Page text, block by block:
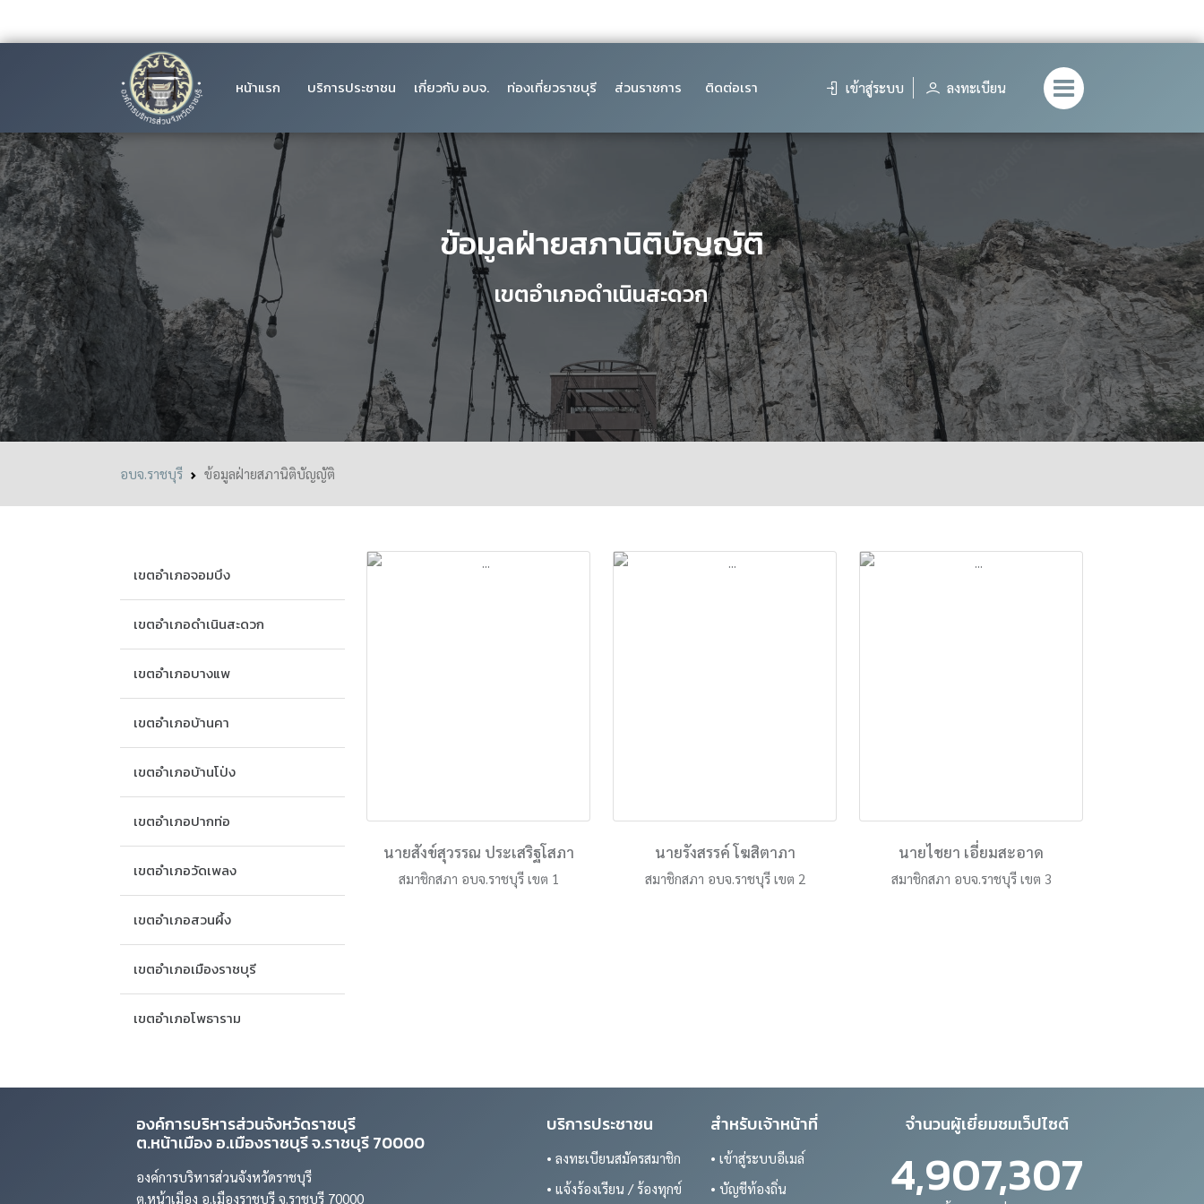
หน้าแรก บริการประชาชน เกี่ยวกับ อบจ. ท่องเที่ยวราชบุรี ส่วนราชการ ติดต่อเรา เข้าสู่ระบบ ลงทะเบียน
ข้อมูลฝ่ายสภานิติบัญญัติ
เขตอำเภอดำเนินสะดวก
อบจ.ราชบุรี ข้อมูลฝ่ายสภานิติบัญญัติ
เขตอำเภอจอมบึง
เขตอำเภอดำเนินสะดวก
เขตอำเภอบางแพ
เขตอำเภอบ้านคา
เขตอำเภอบ้านโป่ง
เขตอำเภอปากท่อ
เขตอำเภอวัดเพลง
เขตอำเภอสวนผึ้ง
เขตอำเภอเมืองราชบุรี
เขตอำเภอโพธาราม
นายสังข์สุวรรณ ประเสริฐโสภา
สมาชิกสภา อบจ.ราชบุรี เขต 1
นายรังสรรค์ โฆสิตาภา
สมาชิกสภา อบจ.ราชบุรี เขต 2
นายไชยา เอี่ยมสะอาด
สมาชิกสภา อบจ.ราชบุรี เขต 3
องค์การบริหารส่วนจังหวัดราชบุรี
ต.หน้าเมือง อ.เมืองราชบุรี จ.ราชบุรี 70000
องค์การบริหารส่วนจังหวัดราชบุรี
ต.หน้าเมือง อ.เมืองราชบุรี จ.ราชบุรี 70000
บริการประชาชน
• ลงทะเบียนสมัครสมาชิก
• แจ้งร้องเรียน / ร้องทุกข์
สำหรับเจ้าหน้าที่
• เข้าสู่ระบบอีเมล์
• บัญชีท้องถิ่น
จำนวนผู้เยี่ยมชมเว็ปไซต์
4,907,307